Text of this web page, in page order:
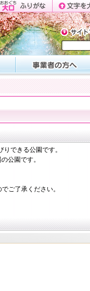
できる公園です。
園です。
了承ください。